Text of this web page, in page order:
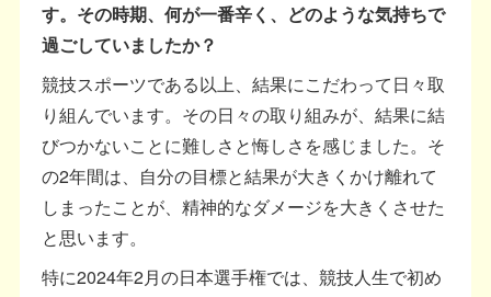
す。その時期、何が一番辛く、どのような気持ちで
過ごしていましたか？
競技スポーツである以上、結果にこだわって日々取
り組んでいます。その日々の取り組みが、結果に結
びつかないことに難しさと悔しさを感じました。そ
の2年間は、自分の目標と結果が大きくかけ離れて
しまったことが、精神的なダメージを大きくさせた
と思います。
特に2024年2月の日本選手権では、競技人生で初め